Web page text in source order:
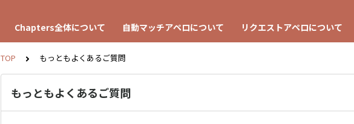
Chapters全体について 自動マッチアペロについて リクエストアペロについて
TOP もっともよくあるご質問
もっともよくあるご質問